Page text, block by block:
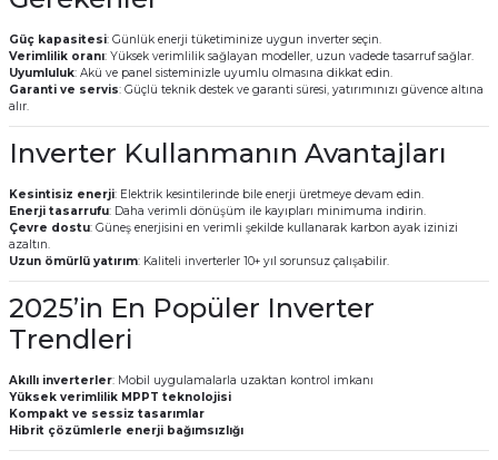
Yaşam Serisi Güneş Panelleri
Half-Cut Multi Busbar Güneş
Half-Cut Multi Busbar Güneş
N-Type Güneş Panelleri
GÜNEŞ PANELLERİ
Hibrit İnverter
Güç kapasitesi: Günlük enerji tüketiminize uygun inverter seçin.
Verimlilik oranı: Yüksek verimlilik sağlayan modeller, uzun vadede tasarruf sağlar.
Uyumluluk: Akü ve panel sisteminizle uyumlu olmasına dikkat edin.
Garanti ve servis: Güçlü teknik destek ve garanti süresi, yatırımınızı güvence altına
alır.
Inverter Kullanmanın Avantajları
Kesintisiz enerji: Elektrik kesintilerinde bile enerji üretmeye devam edin.
Enerji tasarrufu: Daha verimli dönüşüm ile kayıpları minimuma indirin.
Çevre dostu: Güneş enerjisini en verimli şekilde kullanarak karbon ayak izinizi
azaltın.
Uzun ömürlü yatırım: Kaliteli inverterler 10+ yıl sorunsuz çalışabilir.
2025’in En Popüler Inverter
Trendleri
Akıllı inverterler: Mobil uygulamalarla uzaktan kontrol imkanı
Yüksek verimlilik MPPT teknolojisi
Kompakt ve sessiz tasarımlar
Hibrit çözümlerle enerji bağımsızlığı